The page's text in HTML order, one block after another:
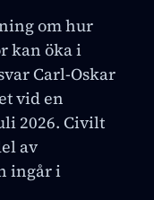
om hur
kan öka i
Carl-Oskar
vid en
2026. Civilt
av
ingår i